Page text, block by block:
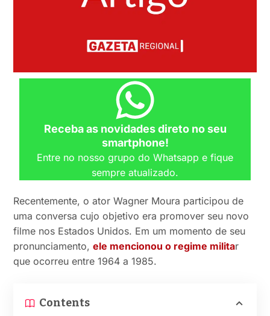
Receba as novidades direto no seu
smartphone!
Entre no nosso grupo do Whatsapp e fique
sempre atualizado.
Recentemente, o ator Wagner Moura participou de
uma conversa cujo objetivo era promover seu novo
filme nos Estados Unidos. Em um momento de seu
pronunciamento,ele mencionou o regime militar
que ocorreu entre 1964 a 1985.
Contents